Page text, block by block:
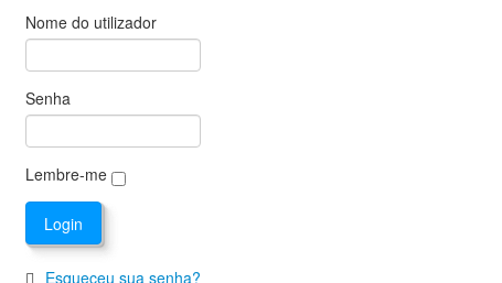
Nome do utilizador
Senha
Lembre-me
Esqueceu sua senha?